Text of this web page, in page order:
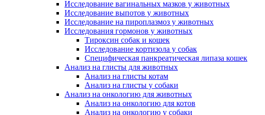
Исследование вагинальных мазков у животных
Исследование выпотов у животных
Исследование на пироплазмоз у животных
Исследования гормонов у животных
Тироксин собак и кошек
Исследование кортизола у собак
Специфическая панкреатическая липаза кошек
Анализ на глисты для животных
Анализ на глисты котам
Анализ на глисты у собаки
Анализ на онкологию для животных
Анализ на онкологию для котов
Анализ на онкологию у собаки